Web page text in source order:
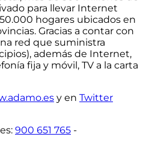
para llevar Internet
hogares ubicados en
. Gracias a contar con
red que suministra
, además de Internet,
fija y móvil, TV a la carta
y en Twitter
: 900 651 765 -